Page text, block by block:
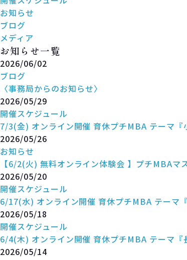
お知らせ
ブログ
メディア
お知らせ一覧
2026/06/02
ブログ
〈事務局からのお知らせ〉
2026/05/29
開催スケジュール
7/3(金) オンライン開催 育休プチMBA テーマ『
2026/05/26
お知らせ
【6/2(火) 無料オンライン体験会 】プチMBAマ
2026/05/20
開催スケジュール
6/17(水) オンライン開催 育休プチMBA テーマ
2026/05/18
開催スケジュール
6/4(木) オンライン開催 育休プチMBA テーマ『
2026/05/14